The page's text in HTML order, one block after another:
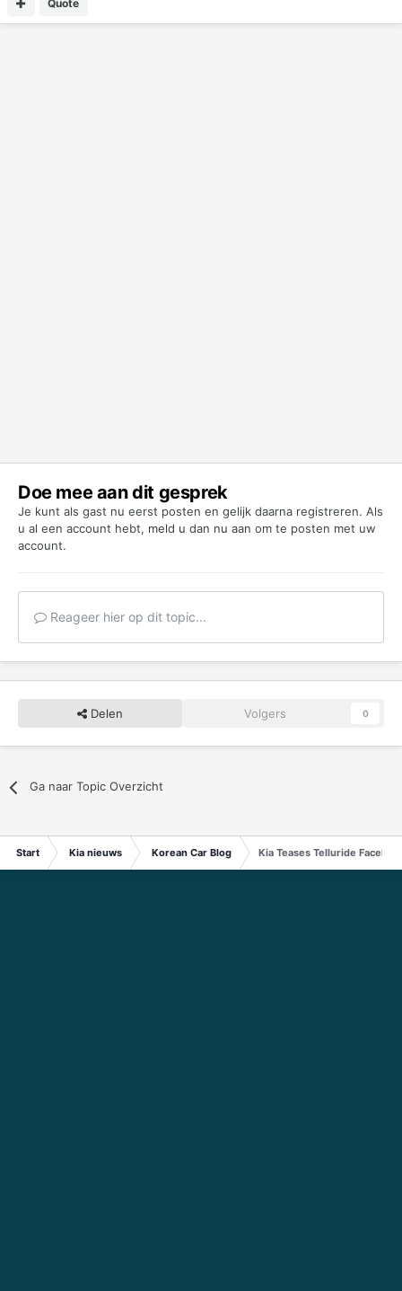
Quote
Doe mee aan dit gesprek
Je kunt als gast nu eerst posten en gelijk daarna registreren. Als
u al een account hebt, meld u dan nu aan om te posten met uw
account.
Reageer hier op dit topic...
Delen Volgers 0
Ga naar Topic Overzicht
Start Kia nieuws Korean Car Blog Kia Teases Telluride